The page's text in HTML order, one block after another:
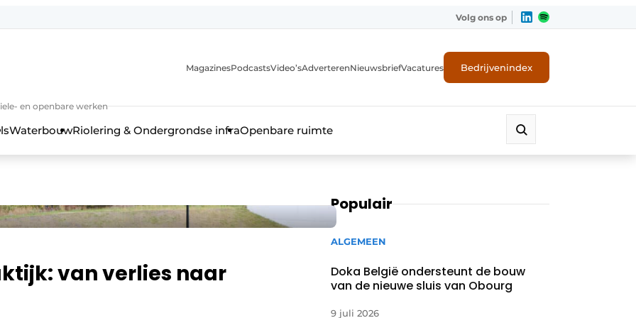
Volg ons op
en openbare werken
MagazinesPodcastsVideo’sAdverterenNieuwsbriefVacatures Bedrijvenindex
WaterbouwRiolering & Ondergrondse infraOpenbare ruimte
van verlies naar
Populair
ALGEMEEN
Doka België ondersteunt de bouw
van de nieuwe sluis van Obourg
9 juli 2026